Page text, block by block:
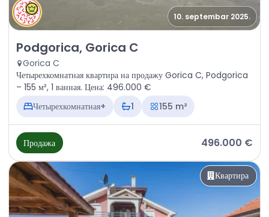
10. septembar 2025.
Продажа - Квартира Podgorica, Gorica C
Podgorica, Gorica C
Gorica C
Четырехкомнатная квартира на продажу Gorica C, Podgorica
– 155 м², 1 ванная. Цена: 496.000 €
Четырехкомнатная+
1 155 m²
Продажа 496.000 €
Квартира